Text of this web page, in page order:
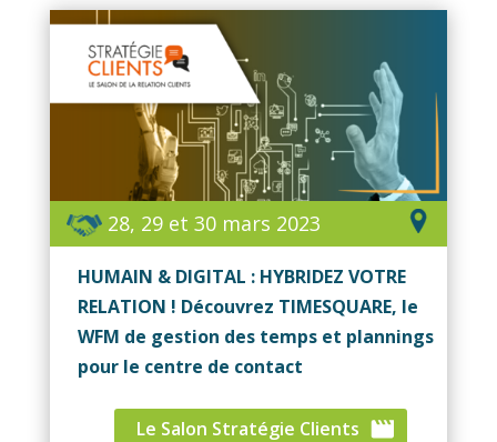
28, 29 et 30 mars 2023
HUMAIN & DIGITAL : HYBRIDEZ VOTRE
RELATION ! Découvrez TIMESQUARE, le
WFM de gestion des temps et plannings
pour le centre de contact
Le Salon Stratégie Clients